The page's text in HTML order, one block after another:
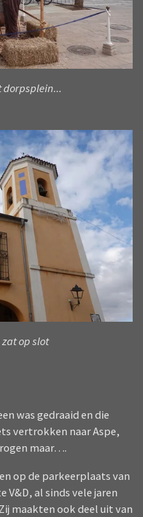
dorpsplein...
op slot
was gedraaid en die
vertrokken naar Aspe,
maar….
op de parkeerplaats van
V&D, al sinds vele jaren
maakten ook deel uit van